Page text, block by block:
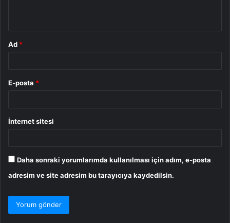
Ad *
E-posta *
İnternet sitesi
Daha sonraki yorumlarımda kullanılması için adım, e-posta
adresim ve site adresim bu tarayıcıya kaydedilsin.